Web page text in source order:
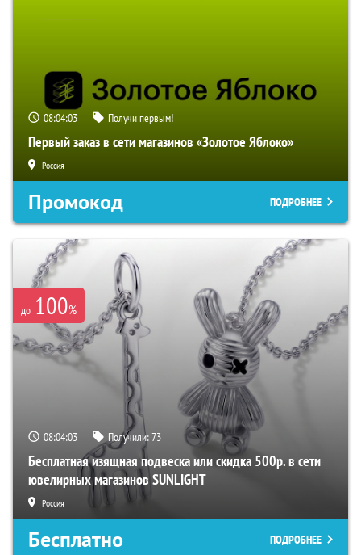
08:04:02 Получи первым!
Первый заказ в сети магазинов «Золотое Яблоко»
Россия
Промокод ПОДРОБНЕЕ
до 100%
08:04:02 Получили:73
Бесплатная изящная подвеска или скидка 500р. в сети
ювелирных магазинов SUNLIGHT
Россия
Бесплатно ПОДРОБНЕЕ